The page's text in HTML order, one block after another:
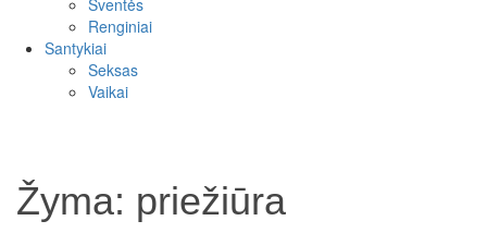
Šventės
Renginiai
Santykiai
Seksas
Vaikai
Žyma: priežiūra